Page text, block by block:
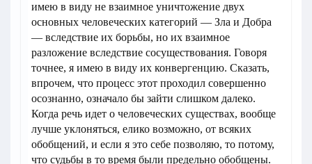
имею в виду не взаимное уничтожение двух
основных человеческих категорий — Зла и Добра
— вследствие их борьбы, но их взаимное
разложение вследствие сосуществования. Говоря
точнее, я имею в виду их конвергенцию. Сказать,
впрочем, что процесс этот проходил совершенно
осознанно, означало бы зайти слишком далеко.
Когда речь идет о человеческих существах, вообще
лучше уклоняться, елико возможно, от всяких
обобщений, и если я это себе позволяю, то потому,
что судьбы в то время были предельно обобщены.